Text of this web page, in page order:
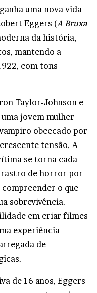
ganha uma nova vida
Eggers (A Bruxa
da história,
mantendo a
com tons
Taylor-Johnson e
jovem mulher
obcecado por
tensão. A
se torna cada
rastro de horror por
o que
sobrevivência.
em criar filmes
experiência
de
de 16 anos, Eggers